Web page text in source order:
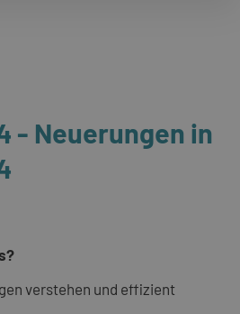
- Neuerungen in
verstehen und effizient